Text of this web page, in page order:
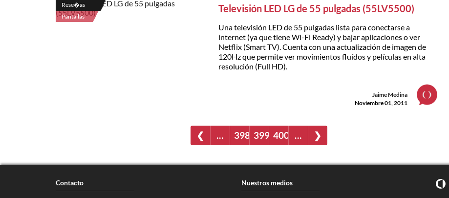
Rese�as
Pantallas
Televisión LED LG de 55 pulgadas (55LV5500)
Una televisión LED de 55 pulgadas lista para conectarse a
internet (ya que tiene Wi-Fi Ready) y bajar aplicaciones o ver
Netflix (Smart TV). Cuenta con una actualización de imagen de
120Hz que permite ver movimientos fluídos y películas en alta
resolución (Full HD).
Jaime Medina
Noviembre 01, 2011
❮ … 398 399 400 … ❯
Contacto Nuestros medios